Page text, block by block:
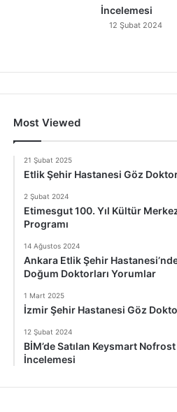
İncelemesi
12 Şubat 2024
Most Viewed
21 Şubat 2025
Etlik Şehir Hastanesi Göz
2 Şubat 2024
Etimesgut 100. Yıl Kültür
Programı
14 Ağustos 2024
Ankara Etlik Şehir
Doğum Doktorları Yorumlar
1 Mart 2025
İzmir Şehir Hastanesi Göz
12 Şubat 2024
BİM’de Satılan Keysmart
İncelemesi